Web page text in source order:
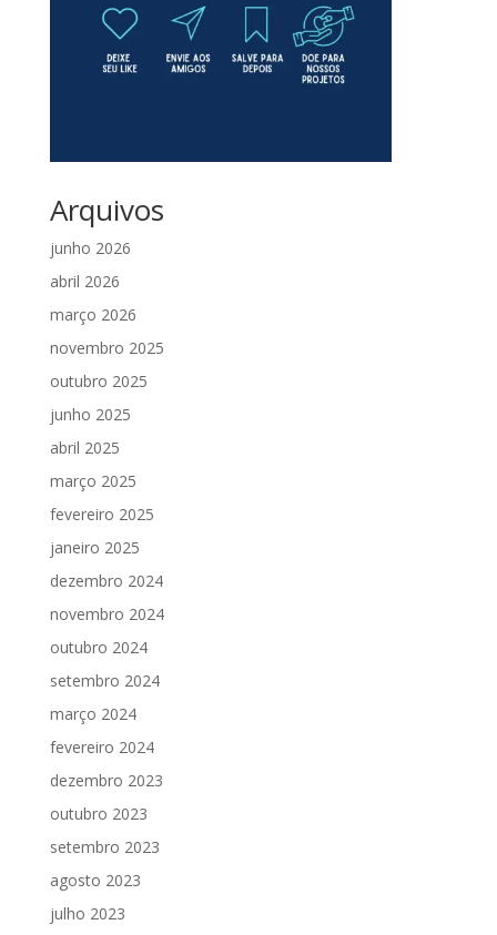
Arquivos
junho 2026
abril 2026
março 2026
novembro 2025
outubro 2025
junho 2025
abril 2025
março 2025
fevereiro 2025
janeiro 2025
dezembro 2024
novembro 2024
outubro 2024
setembro 2024
março 2024
fevereiro 2024
dezembro 2023
outubro 2023
setembro 2023
agosto 2023
julho 2023